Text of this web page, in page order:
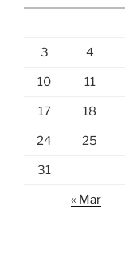
3 4
10 11
17 18
24 25
31
« Mar